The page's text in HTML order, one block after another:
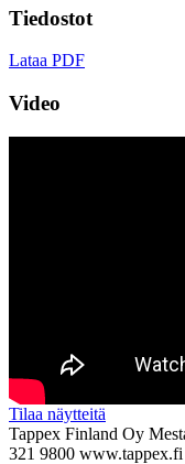
Tiedostot
Lataa PDF
Video
Tilaa näytteitä
Tappex Finland Oy
321 9800 www.tappex.fi